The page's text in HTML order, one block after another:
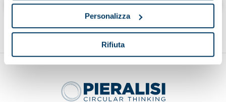
Personalizza
Rifiuta
Envoyer